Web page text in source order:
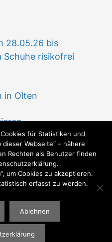
28.05.26 bis
Schuhe risikofrei
in Olten
FÜSSE
für Statistiken und
Webseite“ – nähere
Rechten als Benutzer finden
um Cookies zu akzeptieren.
erfasst zu werden.
Ablehnen